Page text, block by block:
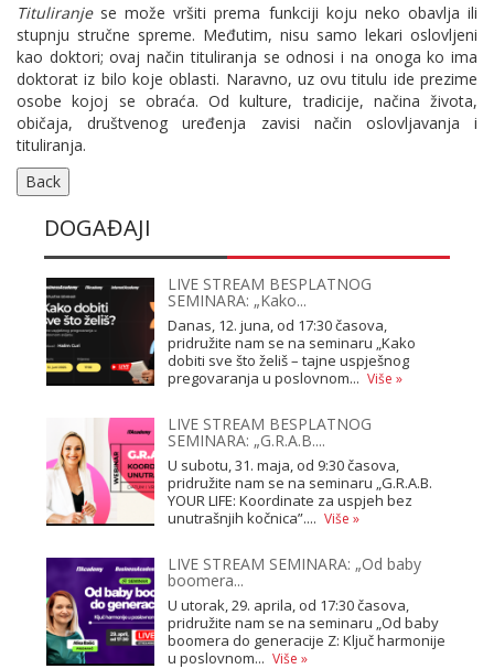
Tituliranjese može vršiti prema funkciji koju neko obavlja ili
stupnju stručne spreme. Međutim, nisu samo lekari oslovljeni
kao doktori; ovaj način tituliranja se odnosi i na onoga ko ima
doktorat iz bilo koje oblasti. Naravno, uz ovu titulu ide prezime
osobe kojoj se obraća. Od kulture, tradicije, načina života,
običaja, društvenog uređenja zavisi način oslovljavanja i
tituliranja.
DOGAĐAJI
LIVE STREAM BESPLATNOG
SEMINARA: „Kako...
Danas, 12. juna, od 17:30 časova,
pridružite nam se na seminaru „Kako
dobiti sve što želiš – tajne uspješnog
pregovaranja u poslovnom... Više »
LIVE STREAM BESPLATNOG
SEMINARA: „G.R.A.B....
U subotu, 31. maja, od 9:30 časova,
pridružite nam se na seminaru „G.R.A.B.
YOUR LIFE: Koordinate za uspjeh bez
unutrašnjih kočnica”.... Više »
LIVE STREAM SEMINARA: „Od baby
boomera...
U utorak, 29. aprila, od 17:30 časova,
pridružite nam se na seminaru „Od baby
boomera do generacije Z: Ključ harmonije
u poslovnom... Više »